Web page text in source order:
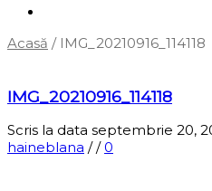
Acasă / IMG_20210916_114118
IMG_20210916_114118
Scris la data septembrie 20,
haineblana //0